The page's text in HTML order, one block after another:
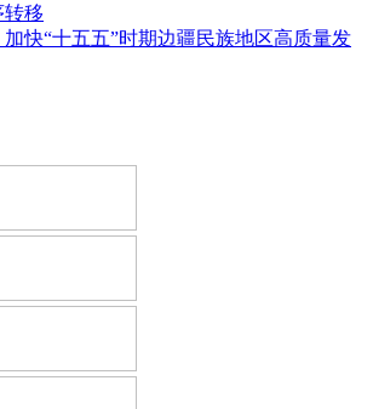
转移
快“十五五”时期边疆民族地区高质量发